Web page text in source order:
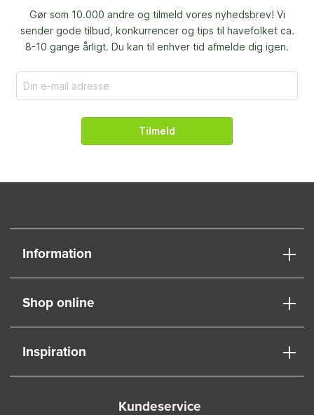
Gør som 10.000 andre og tilmeld vores nyhedsbrev! Vi
sender gode tilbud, konkurrencer og tips til havefolket ca.
8-10 gange årligt. Du kan til enhver tid afmelde dig igen.
Tilmeld
Information
Shop online
Inspiration
Kundeservice